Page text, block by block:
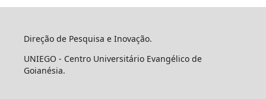
Direção de Pesquisa e Inovação.
UNIEGO - Centro Universitário Evangélico de
Goianésia.